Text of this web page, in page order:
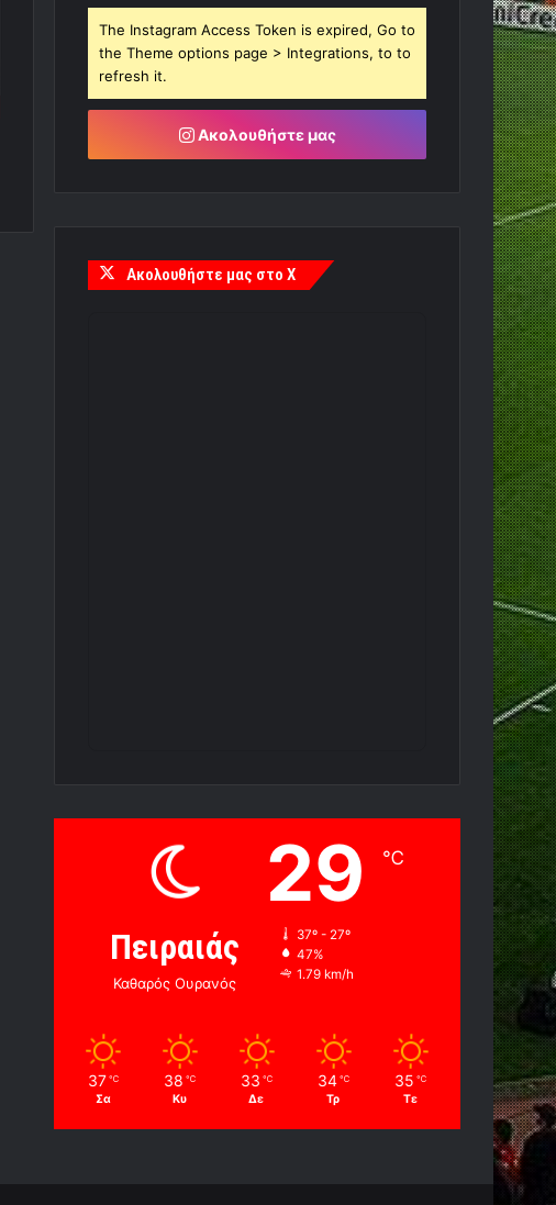
The Instagram Access Token is expired, Go to
the Theme options page > Integrations, to to
refresh it.
Ακολουθήστε μας
Ακολουθήστε μας στο X
Πειραιάς
Καθαρός Ουρανός
29 ℃
37º - 27º
47%
1.79 km/h
37 ℃
Σα
38 ℃
Κυ
33 ℃
Δε
34 ℃
Τρ
35 ℃
Τε